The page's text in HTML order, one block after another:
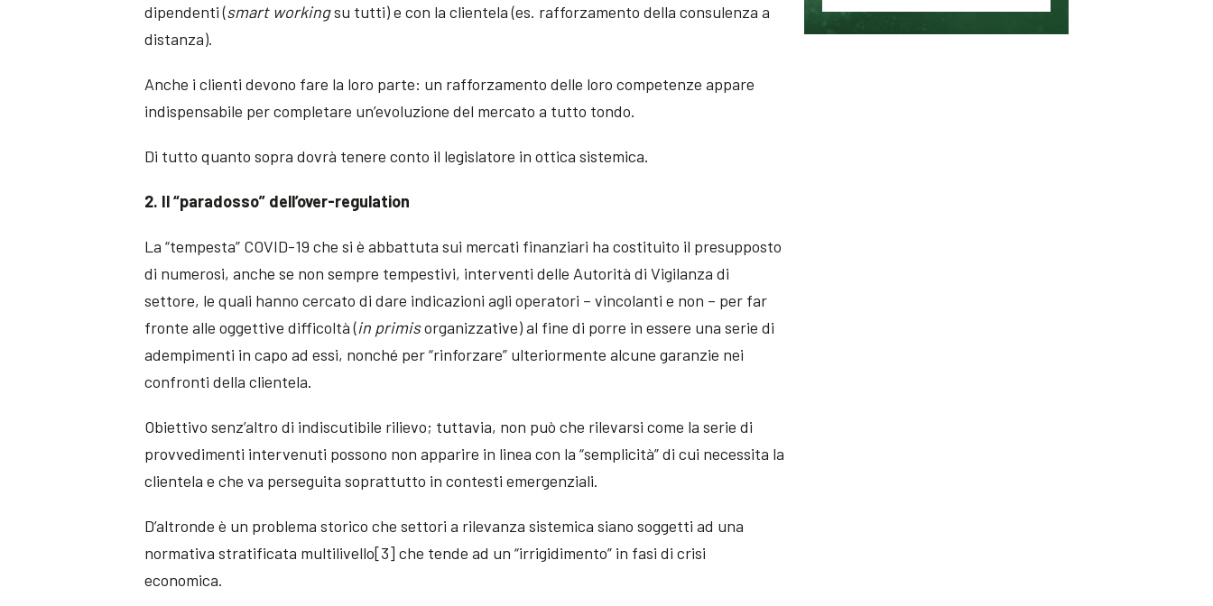
dipendenti (smart workingsu tutti) e con la clientela (es. rafforzamento della consulenza a
distanza).
Anche i clienti devono fare la loro parte: un rafforzamento delle loro competenze appare
indispensabile per completare un’evoluzione del mercato a tutto tondo.
Di tutto quanto sopra dovrà tenere conto il legislatore in ottica sistemica.
2. Il “paradosso” dell’over-regulation
La “tempesta” COVID-19 che si è abbattuta sui mercati finanziari ha costituito il presupposto
di numerosi, anche se non sempre tempestivi, interventi delle Autorità di Vigilanza di
settore, le quali hanno cercato di dare indicazioni agli operatori – vincolanti e non – per far
fronte alle oggettive difficoltà (in primisorganizzative) al fine di porre in essere una serie di
adempimenti in capo ad essi, nonché per “rinforzare” ulteriormente alcune garanzie nei
confronti della clientela.
Obiettivo senz’altro di indiscutibile rilievo; tuttavia, non può che rilevarsi come la serie di
provvedimenti intervenuti possono non apparire in linea con la “semplicità” di cui necessita la
clientela e che va perseguita soprattutto in contesti emergenziali.
D’altronde è un problema storico che settori a rilevanza sistemica siano soggetti ad una
normativa stratificata multilivello[3] che tende ad un “irrigidimento” in fasi di crisi
economica.